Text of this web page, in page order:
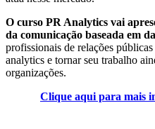
O curso PR Analytics vai
da comunicação baseada em
profissionais de relações
analytics e tornar seu trabalho
organizações.
Clique aqui para mais